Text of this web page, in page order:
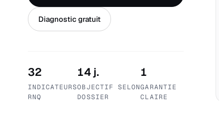
Diagnostic gratuit
32
INDICATEURS
RNQ
14 j.
OBJECTIF SELON
DOSSIER
1
GARANTIE
CLAIRE